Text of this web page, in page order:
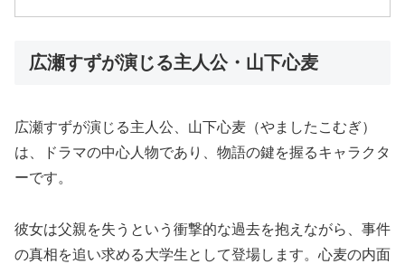
広瀬すずが演じる主人公・山下心麦
広瀬すずが演じる主人公、山下心麦（やましたこむぎ）
は、ドラマの中心人物であり、物語の鍵を握るキャラクタ
ーです。
彼女は父親を失うという衝撃的な過去を抱えながら、事件
の真相を追い求める大学生として登場します。心麦の内面